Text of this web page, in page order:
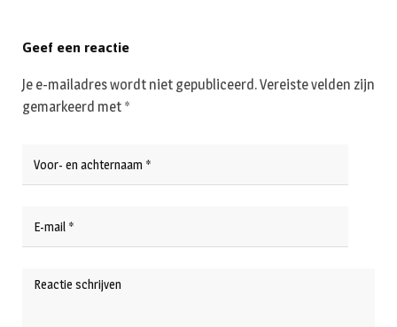
Geef een reactie
Je e-mailadres wordt niet gepubliceerd.Vereiste velden zijn
gemarkeerd met *